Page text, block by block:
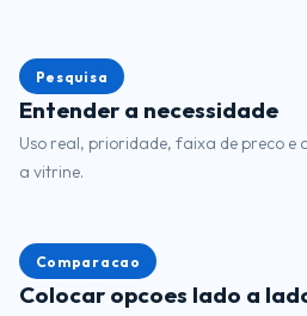
Pesquisa
Entender a necessidade
Uso real, prioridade, faixa de preco e
a vitrine.
Comparacao
Colocar opcoes lado a